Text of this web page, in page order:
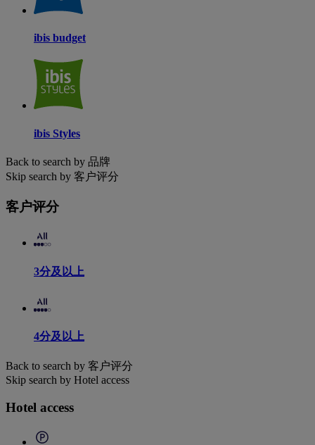
ibis budget
ibis Styles
Back to search by 品牌
Skip search by 客户评分
客户评分
3分及以上
4分及以上
Back to search by 客户评分
Skip search by Hotel access
Hotel access